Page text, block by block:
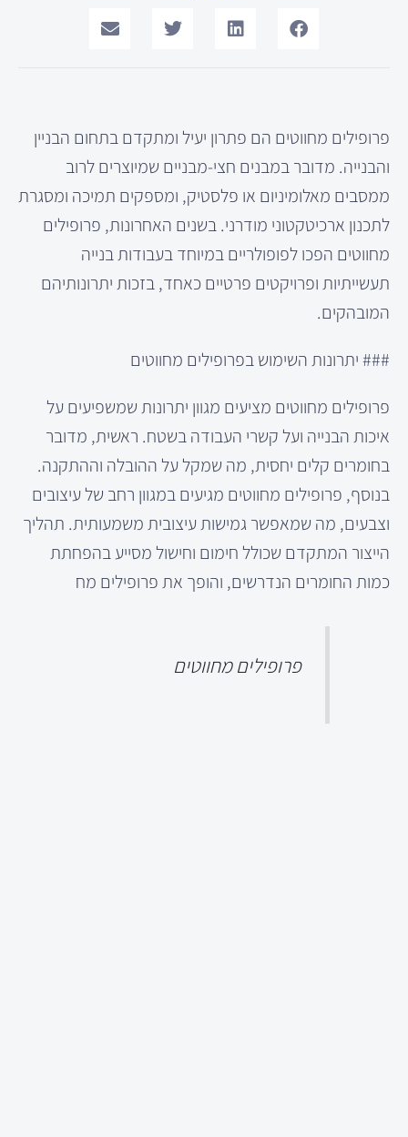
פרופילים מחווטים הם פתרון יעיל ומתקדם בתחום הבניין
והבנייה. מדובר במבנים חצי-מבניים שמיוצרים לרוב
ממסבים מאלומיניום או פלסטיק, ומספקים תמיכה ומסגרת
לתכנון ארכיטקטוני מודרני. בשנים האחרונות, פרופילים
מחווטים הפכו לפופולריים במיוחד בעבודות בנייה
תעשייתיות ופרויקטים פרטיים כאחד, בזכות יתרונותיהם
המובהקים.
### יתרונות השימוש בפרופילים מחווטים
פרופילים מחווטים מציעים מגוון יתרונות שמשפיעים על
איכות הבנייה ועל קשרי העבודה בשטח. ראשית, מדובר
בחומרים קלים יחסית, מה שמקל על ההובלה וההתקנה.
בנוסף, פרופילים מחווטים מגיעים במגוון רחב של עיצובים
וצבעים, מה שמאפשר גמישות עיצובית משמעותית. תהליך
הייצור המתקדם שכולל חימום וחישול מסייע בהפחתת
כמות החומרים הנדרשים, והופך את פרופילים מח
פרופילים מחווטים